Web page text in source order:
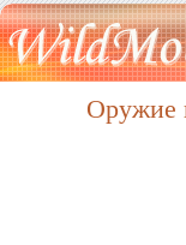
Оружие